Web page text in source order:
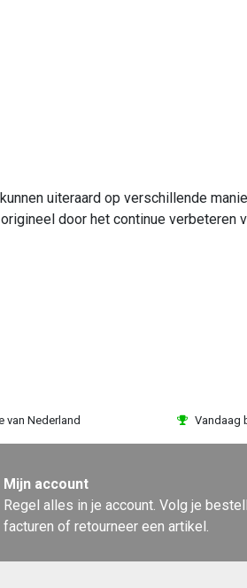
uiteraard op verschillende
door het continue
van Nederland Vandaag
Mijn account
Regel alles in je account. Volg je
facturen of retourneer een artikel.